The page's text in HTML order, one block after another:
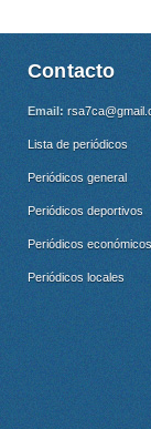
Contacto
Email:
Lista de periódicos
Periódicos general
Periódicos deportivos
Periódicos económicos
Periódicos locales